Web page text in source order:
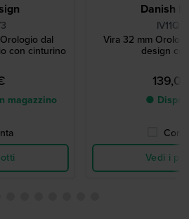
dal
con cinturino
magazzino
Danish
Vira 32 mm
design
●
Vedi i